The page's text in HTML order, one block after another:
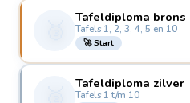
Tafeldiploma brons
Tafels 1, 2, 3, 4, 5 en 10
🚀 Start
Tafeldiploma zilver
Tafels 1 t/m 10